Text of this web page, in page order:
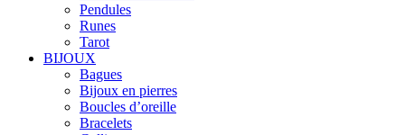
Pendules
Runes
Tarot
BIJOUX
Bagues
Bijoux en pierres
Boucles d’oreille
Bracelets